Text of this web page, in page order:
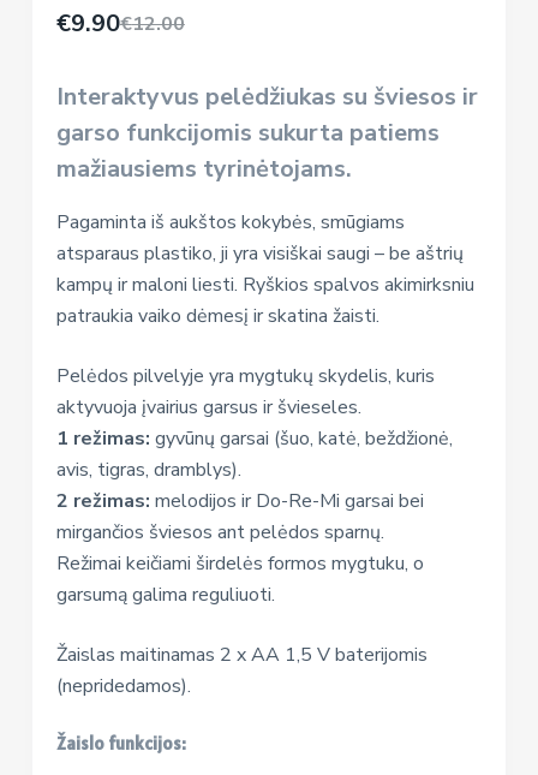
€12.00
€9.90
Interaktyvus pelėdžiukas su šviesos ir
garso funkcijomis sukurta patiems
mažiausiems tyrinėtojams.
Pagaminta iš aukštos kokybės, smūgiams
atsparaus plastiko, ji yra visiškai saugi – be aštrių
kampų ir maloni liesti. Ryškios spalvos akimirksniu
patraukia vaiko dėmesį ir skatina žaisti.
Pelėdos pilvelyje yra mygtukų skydelis, kuris
aktyvuoja įvairius garsus ir švieseles.
1 režimas: gyvūnų garsai (šuo, katė, beždžionė,
avis, tigras, dramblys).
2 režimas: melodijos ir Do-Re-Mi garsai bei
mirgančios šviesos ant pelėdos sparnų.
Režimai keičiami širdelės formos mygtuku, o
garsumą galima reguliuoti.
Žaislas maitinamas 2 x AA 1,5 V baterijomis
(nepridedamos).
Žaislo funkcijos: